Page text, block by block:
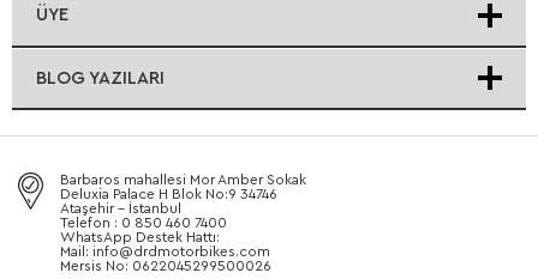
ÜYE
BLOG YAZILARI
Barbaros mahallesi Mor Amber Sokak
Deluxia Palace H Blok No:9 34746
Ataşehir - İstanbul
Telefon : 0 850 460 7400
WhatsApp Destek Hattı:
Mail: info@drdmotorbikes.com
Mersis No: 0622045299500026